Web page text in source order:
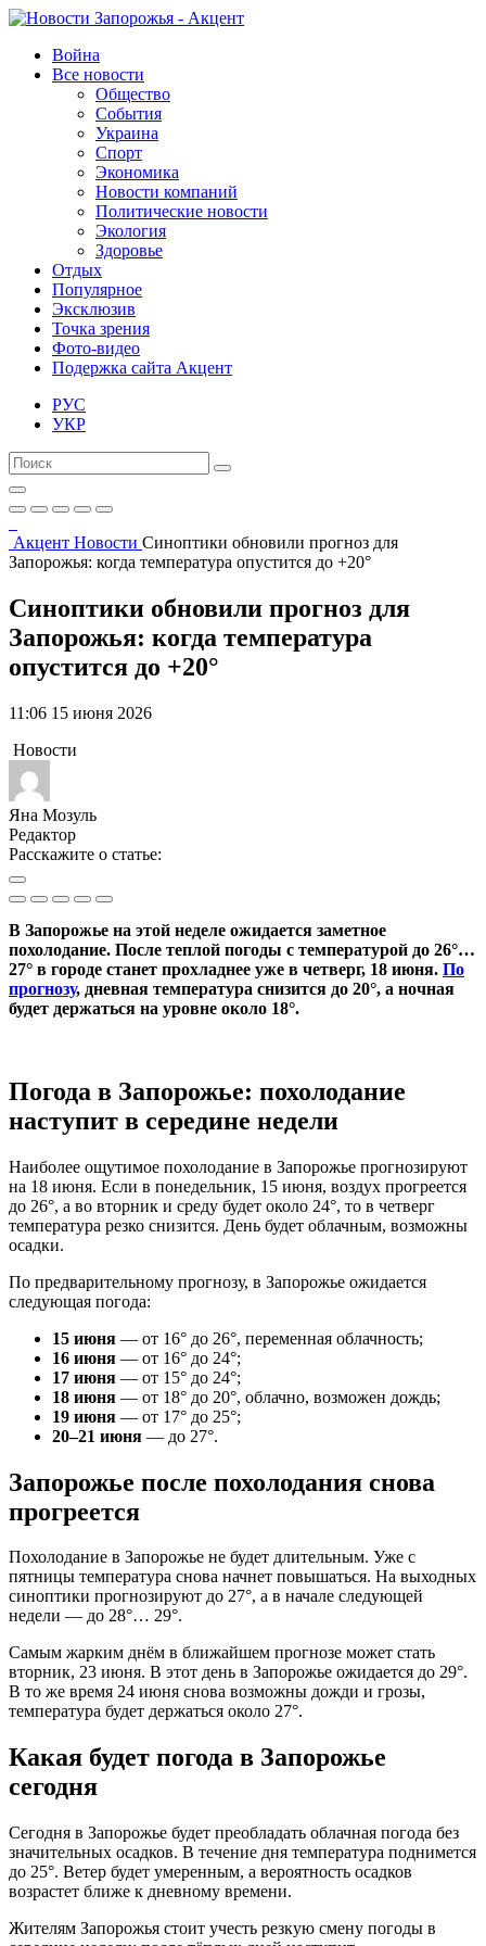
Война
Все новости
Общество
События
Украина
Спорт
Экономика
Новости компаний
Политические новости
Экология
Здоровье
Отдых
Популярное
Эксклюзив
Точка зрения
Фото-видео
Подержка сайта Акцент
РУС
УКР
Акцент Новости Синоптики обновили прогноз для
Запорожья: когда температура опустится до +20°
Синоптики обновили прогноз для
Запорожья: когда температура
опустится до +20°
11:06 15 июня 2026
Новости
Яна Мозуль
Редактор
Расскажите о статье:
В Запорожье на этой неделе ожидается заметное
похолодание. После теплой погоды с температурой до 26°…
27° в городе станет прохладнее уже в четверг, 18 июня. По
прогнозу, дневная температура снизится до 20°, а ночная
будет держаться на уровне около 18°.
Погода в Запорожье: похолодание
наступит в середине недели
Наиболее ощутимое похолодание в Запорожье прогнозируют
на 18 июня. Если в понедельник, 15 июня, воздух прогреется
до 26°, а во вторник и среду будет около 24°, то в четверг
температура резко снизится. День будет облачным, возможны
осадки.
По предварительному прогнозу, в Запорожье ожидается
следующая погода:
15 июня — от 16° до 26°, переменная облачность;
16 июня — от 16° до 24°;
17 июня — от 15° до 24°;
18 июня — от 18° до 20°, облачно, возможен дождь;
19 июня — от 17° до 25°;
20–21 июня — до 27°.
Запорожье после похолодания снова
прогреется
Похолодание в Запорожье не будет длительным. Уже с
пятницы температура снова начнет повышаться. На выходных
синоптики прогнозируют до 27°, а в начале следующей
недели — до 28°… 29°.
Самым жарким днём в ближайшем прогнозе может стать
вторник, 23 июня. В этот день в Запорожье ожидается до 29°.
В то же время 24 июня снова возможны дожди и грозы,
температура будет держаться около 27°.
Какая будет погода в Запорожье
сегодня
Сегодня в Запорожье будет преобладать облачная погода без
значительных осадков. В течение дня температура поднимется
до 25°. Ветер будет умеренным, а вероятность осадков
возрастет ближе к дневному времени.
Жителям Запорожья стоит учесть резкую смену погоды в